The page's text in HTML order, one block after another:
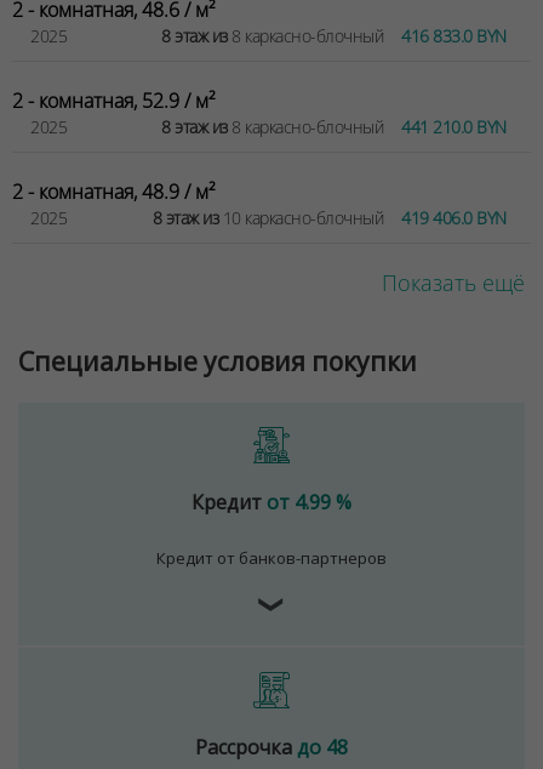
2 - комнатная, 48.6 / м²
2025 8 этаж из8 каркасно-блочный 416 833.0 BYN
2 - комнатная, 52.9 / м²
2025 8 этаж из8 каркасно-блочный 441 210.0 BYN
2 - комнатная, 48.9 / м²
2025 8 этаж из10 каркасно-блочный 419 406.0 BYN
Показать ещё
Специальные условия покупки
Кредит от 4.99 %
Кредит от банков-партнеров
❯
Рассрочкадо 48